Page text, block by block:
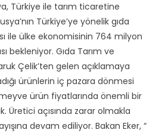
Türkiye ile tarım ticaretine
Türkiye’ye yönelik gıda
ile ülke ekonomisinin 764 milyon
bekleniyor. Gıda Tarım ve
Çelik’ten gelen açıklamaya
ürünlerin iç pazara dönmesi
ürün fiyatlarında önemli bir
Üretici açısında zarar olmakla
devam ediliyor. Bakan Eker, “